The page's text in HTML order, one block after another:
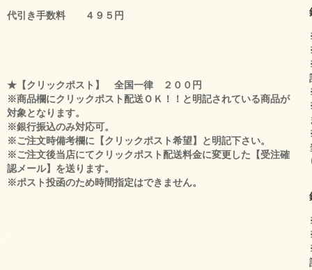
代引き手数料 ４９５円
★【クリックポスト】 全国一律 ２００円
※商品欄にクリックポスト配送ＯＫ！！と明記されている商品が
対象となります。
※銀行振込のみ対応可。
※ご注文時備考欄に【クリックポスト希望】と明記下さい。
※ご注文後当店にてクリックポスト配送料金に変更した【受注確
認メール】を送ります。
※ポスト投函のため時間指定はできません。